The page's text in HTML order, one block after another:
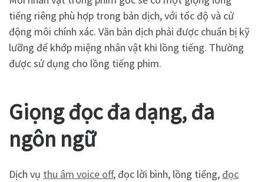
tiếng riêng phù hợp trong bản dịch, với tốc độ và cử
động môi chính xác. Văn bản dịch phải được chuẩn bị kỹ
lưỡng để khớp miệng nhân vật khi lồng tiếng. Thường
được sử dụng cho lồng tiếng phim.
Giọng đọc đa dạng, đa
ngôn ngữ
Dịch vụ thu âm voice off, đọc lời bình, lồng tiếng, đọc